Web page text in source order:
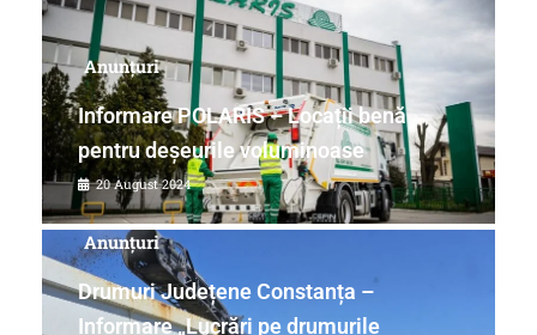
Anunțuri
Informare POLARIS – Locații benă
pentru deșeurile voluminoase
20 August 2024
Anunțuri
Drumuri Județene Constanța –
Informare „Lucrări pe drumurile